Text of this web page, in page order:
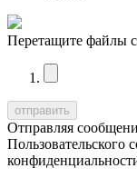
Перетащите файлы
Отправляя
Пользовательского